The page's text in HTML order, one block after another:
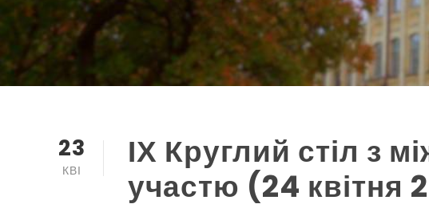
23
КВІ
ІХ Круглий стіл з
участю (24 квітня